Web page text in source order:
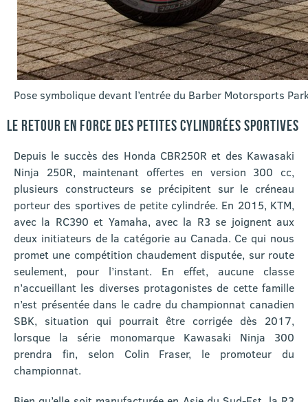
Pose symbolique devant l’entrée du Barber Motorsports
LE RETOUR EN FORCE DES PETITES CYLINDRÉES SPORTIVES
Depuis le succès des Honda CBR250R et des Kawasaki
Ninja 250R, maintenant offertes en version 300 cc,
plusieurs constructeurs se précipitent sur le créneau
porteur des sportives de petite cylindrée. En 2015, KTM,
avec la RC390 et Yamaha, avec la R3 se joignent aux
deux initiateurs de la catégorie au Canada. Ce qui nous
promet une compétition chaudement disputée, sur route
seulement, pour l’instant. En effet, aucune classe
n’accueillant les diverses protagonistes de cette famille
n’est présentée dans le cadre du championnat canadien
SBK, situation qui pourrait être corrigée dès 2017,
lorsque la série monomarque Kawasaki Ninja 300
prendra fin, selon Colin Fraser, le promoteur du
championnat.